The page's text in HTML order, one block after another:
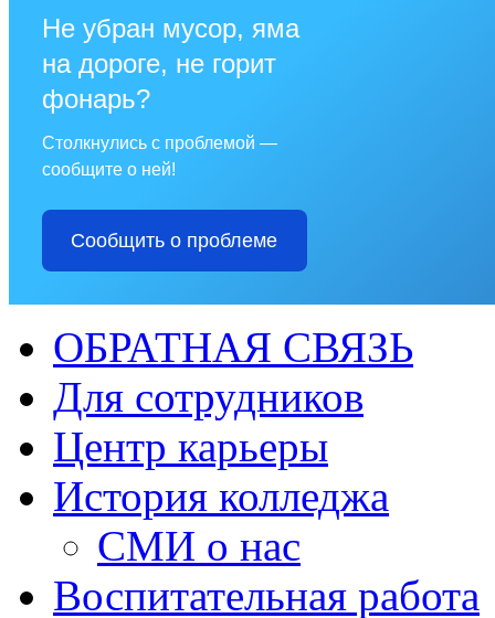
Не убран мусор, яма
на дороге, не горит
фонарь?
Столкнулись с проблемой —
сообщите о ней!
Сообщить о проблеме
ОБРАТНАЯ СВЯЗЬ
Для сотрудников
Центр карьеры
История колледжа
СМИ о нас
Воспитательная работа